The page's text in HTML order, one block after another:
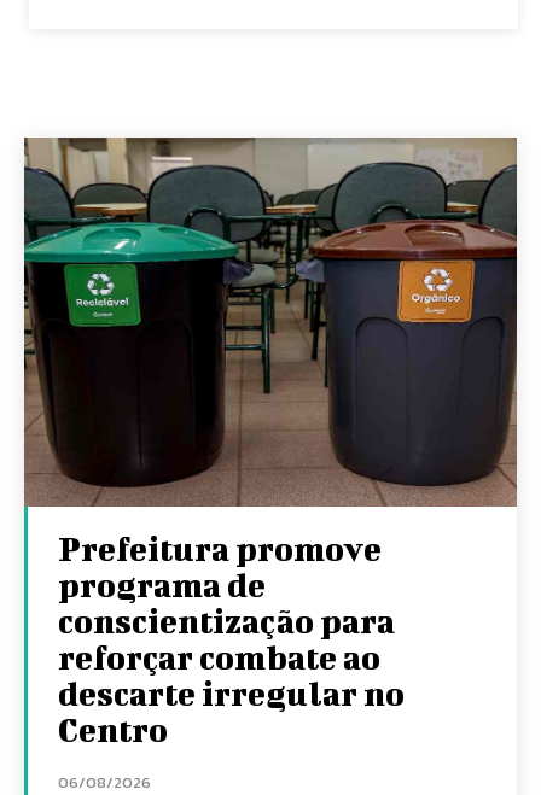
Prefeitura promove
programa de
conscientização para
reforçar combate ao
descarte irregular no
Centro
06/08/2026